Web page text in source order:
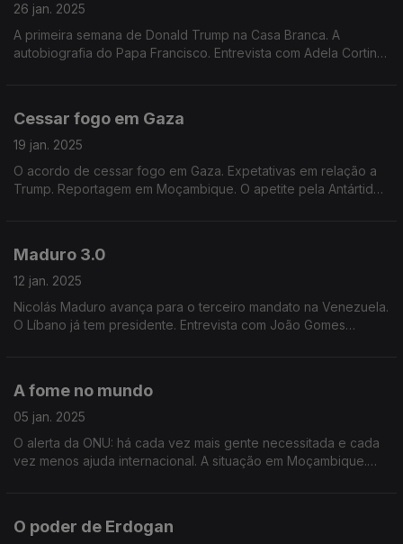
26 jan. 2025
A primeira semana de Donald Trump na Casa Branca. A
autobiografia do Papa Francisco. Entrevista com Adela Cortina.
Cessar fogo em Gaza
19 jan. 2025
O acordo de cessar fogo em Gaza. Expetativas em relação a
Trump. Reportagem em Moçambique. O apetite pela Antártida.
Maduro 3.0
12 jan. 2025
Nicolás Maduro avança para o terceiro mandato na Venezuela.
O Líbano já tem presidente. Entrevista com João Gomes
A fome no mundo
05 jan. 2025
O alerta da ONU: há cada vez mais gente necessitada e cada
vez menos ajuda internacional. A situação em Moçambique.
O poder de Erdogan